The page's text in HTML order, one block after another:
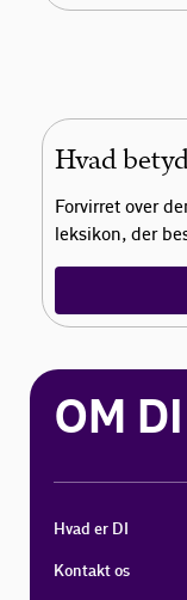
Hvad
Forvirret over
leksikon, der
OM DI
Hvad er DI
Kontakt os